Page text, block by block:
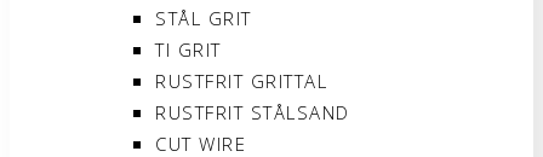
STÅL GRIT
TI GRIT
RUSTFRIT GRITTAL
RUSTFRIT STÅLSAND
CUT WIRE